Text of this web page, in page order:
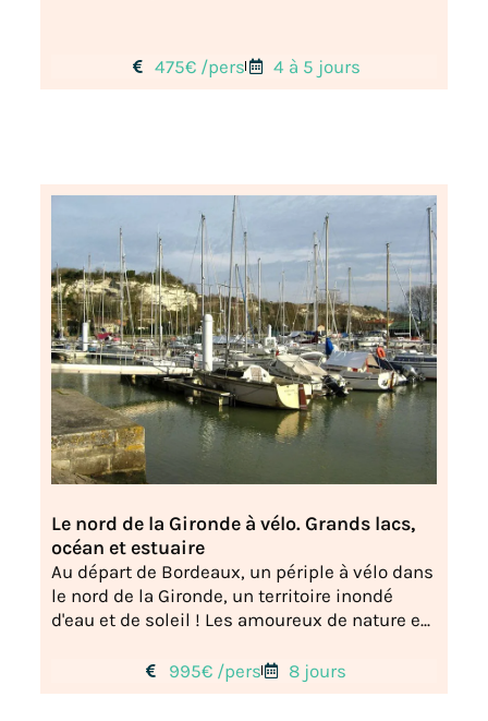
475€ /pers 4 à 5 jours
Le nord de la Gironde à vélo. Grands lacs,
océan et estuaire
Au départ de Bordeaux, un périple à vélo dans
le nord de la Gironde, un territoire inondé
d'eau et de soleil ! Les amoureux de nature e...
995€ /pers 8 jours